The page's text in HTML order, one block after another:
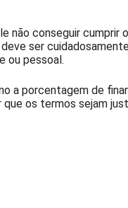
não conseguir cumprir
ser
ou pessoal.
a porcentagem de
os termos sejam